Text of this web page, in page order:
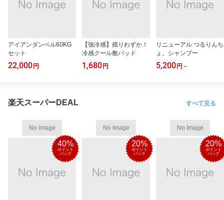
アイアンダンベル60KG
セット
22,000 円
【強冷感】残りわずか！
冷感クール敷パッド
1,680 円
リニューアル つるりんち
ょ。シャンプー
5,200 円 ～
楽天スーパーDEAL すべて見る
No Image
40%
ポイント
バック
No Image
20%
ポイント
バック
No Image
20%
ポイント
バック